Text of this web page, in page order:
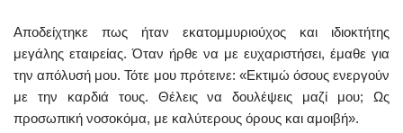
Αποδείχτηκε πως ήταν εκατομμυριούχος και ιδιοκτήτης
μεγάλης εταιρείας. Όταν ήρθε να με ευχαριστήσει, έμαθε για
την απόλυσή μου. Τότε μου πρότεινε: «Εκτιμώ όσους ενεργούν
με την καρδιά τους. Θέλεις να δουλέψεις μαζί μου; Ως
προσωπική νοσοκόμα, με καλύτερους όρους και αμοιβή».